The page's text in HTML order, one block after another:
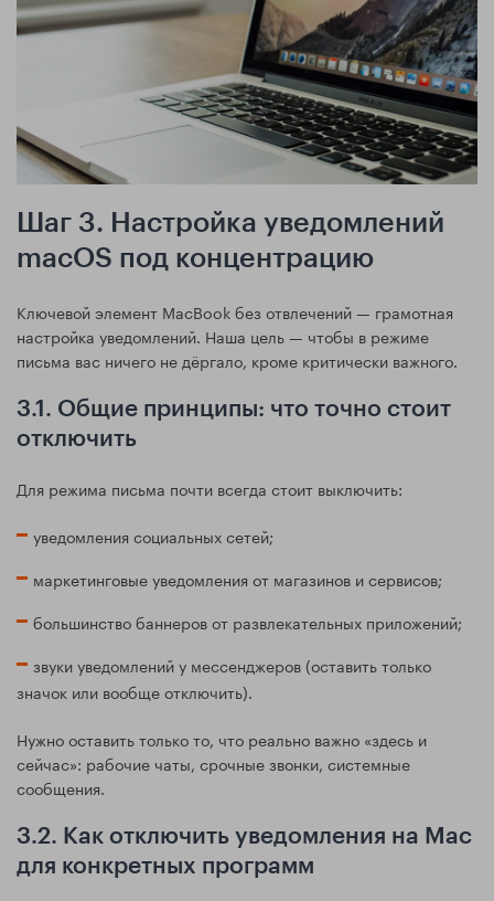
Шаг 3. Настройка уведомлений
macOS под концентрацию
Ключевой элемент MacBook без отвлечений — грамотная
настройка уведомлений. Наша цель — чтобы в режиме
письма вас ничего не дёргало, кроме критически важного.
3.1. Общие принципы: что точно стоит
отключить
Для режима письма почти всегда стоит выключить:
уведомления социальных сетей;
маркетинговые уведомления от магазинов и сервисов;
большинство баннеров от развлекательных приложений;
звуки уведомлений у мессенджеров (оставить только
значок или вообще отключить).
Нужно оставить только то, что реально важно «здесь и
сейчас»: рабочие чаты, срочные звонки, системные
сообщения.
3.2. Как отключить уведомления на Mac
для конкретных программ